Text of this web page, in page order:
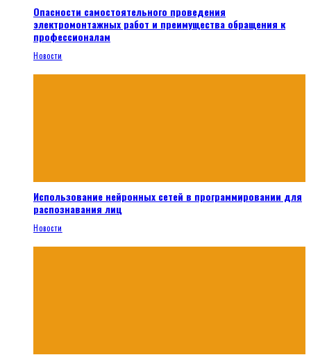
Опасности самостоятельного проведения
электромонтажных работ и преимущества обращения к
профессионалам
Новости
Использование нейронных сетей в программировании для
распознавания лиц
Новости